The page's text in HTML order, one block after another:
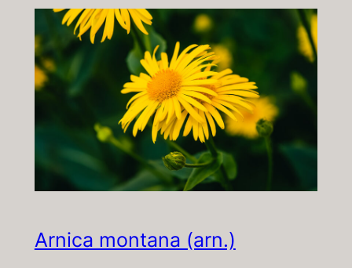
Arnica montana (arn.)